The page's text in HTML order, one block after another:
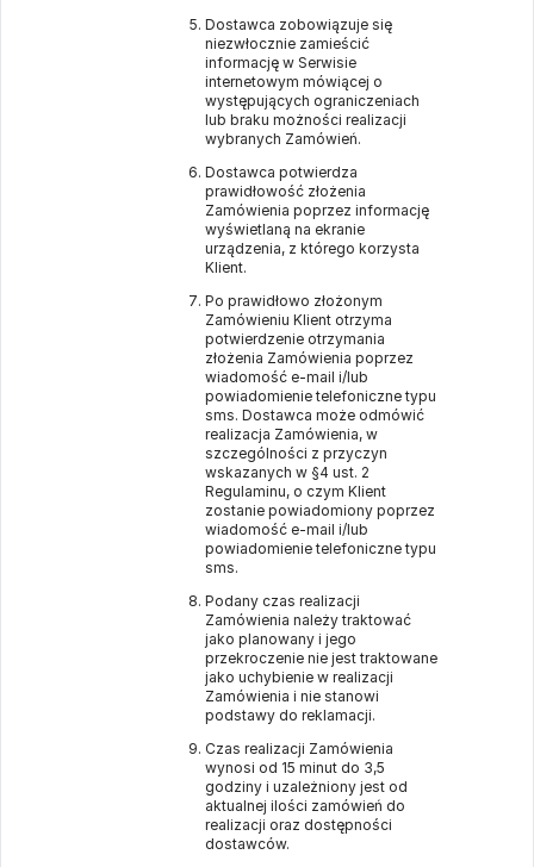
Dostawca zobowiązuje się
niezwłocznie zamieścić
informację w Serwisie
internetowym mówiącej o
występujących ograniczeniach
lub braku możności realizacji
wybranych Zamówień.
Dostawca potwierdza
prawidłowość złożenia
Zamówienia poprzez informację
wyświetlaną na ekranie
urządzenia, z którego korzysta
Klient.
Po prawidłowo złożonym
Zamówieniu Klient otrzyma
potwierdzenie otrzymania
złożenia Zamówienia poprzez
wiadomość e-mail i/lub
powiadomienie telefoniczne typu
sms. Dostawca może odmówić
realizacja Zamówienia, w
szczególności z przyczyn
wskazanych w §4 ust. 2
Regulaminu, o czym Klient
zostanie powiadomiony poprzez
wiadomość e-mail i/lub
powiadomienie telefoniczne typu
sms.
Podany czas realizacji
Zamówienia należy traktować
jako planowany i jego
przekroczenie nie jest traktowane
jako uchybienie w realizacji
Zamówienia i nie stanowi
podstawy do reklamacji.
Czas realizacji Zamówienia
wynosi od 15 minut do 3,5
godziny i uzależniony jest od
aktualnej ilości zamówień do
realizacji oraz dostępności
dostawców.